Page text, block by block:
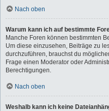
Nach oben
Warum kann ich auf bestimmte
Manche Foren können bestimmten
Um diese einzusehen, Beiträge zu
durchzuführen, brauchst du
Frage einen Moderator oder
Berechtigungen.
Nach oben
Weshalb kann ich keine